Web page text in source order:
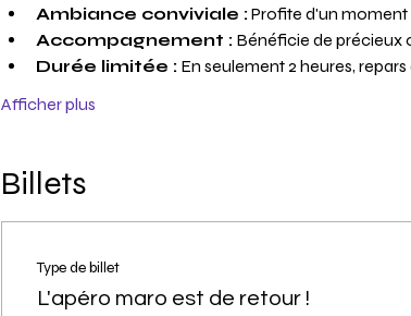
Ambiance conviviale : Profite d'un moment
Accompagnement : Bénéficie de précieux
Durée limitée : En seulement 2 heures,
Afficher plus
Billets
Type de billet
L'apéro maro est de retour !